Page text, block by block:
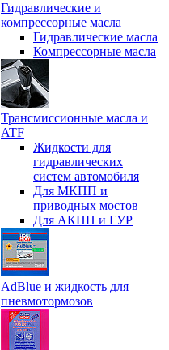
Гидравлические и
компрессорные масла
Гидравлические масла
Компрессорные масла
Трансмиссионные масла и
ATF
Жидкости для
гидравлических
систем автомобиля
Для МКПП и
приводных мостов
Для АКПП и ГУР
AdBlue и жидкость для
пневмотормозов